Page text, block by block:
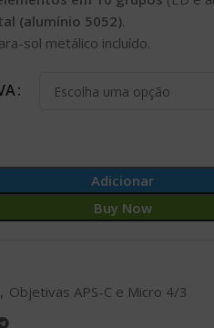
(alumínio 5052).
sol metálico incluído.
Adicionar
Buy Now
, Objetivas APS-C e Micro 4/3